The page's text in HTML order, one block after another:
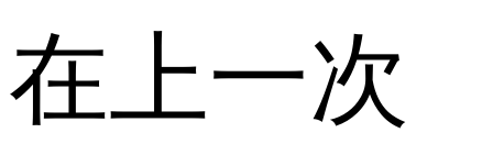
在上一次